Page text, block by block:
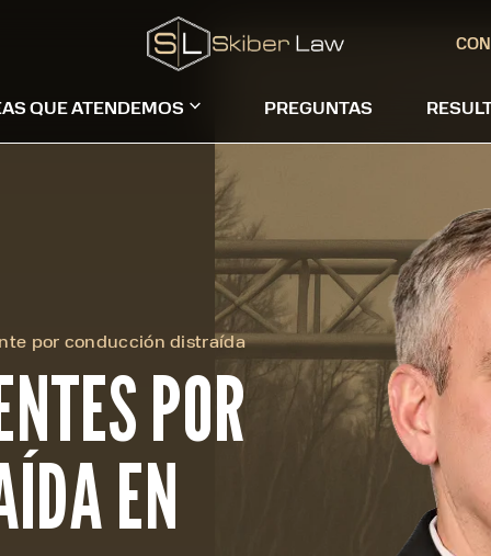
QUE ATENDEMOS PREGUNTAS
por conducción distraída
POR
EN